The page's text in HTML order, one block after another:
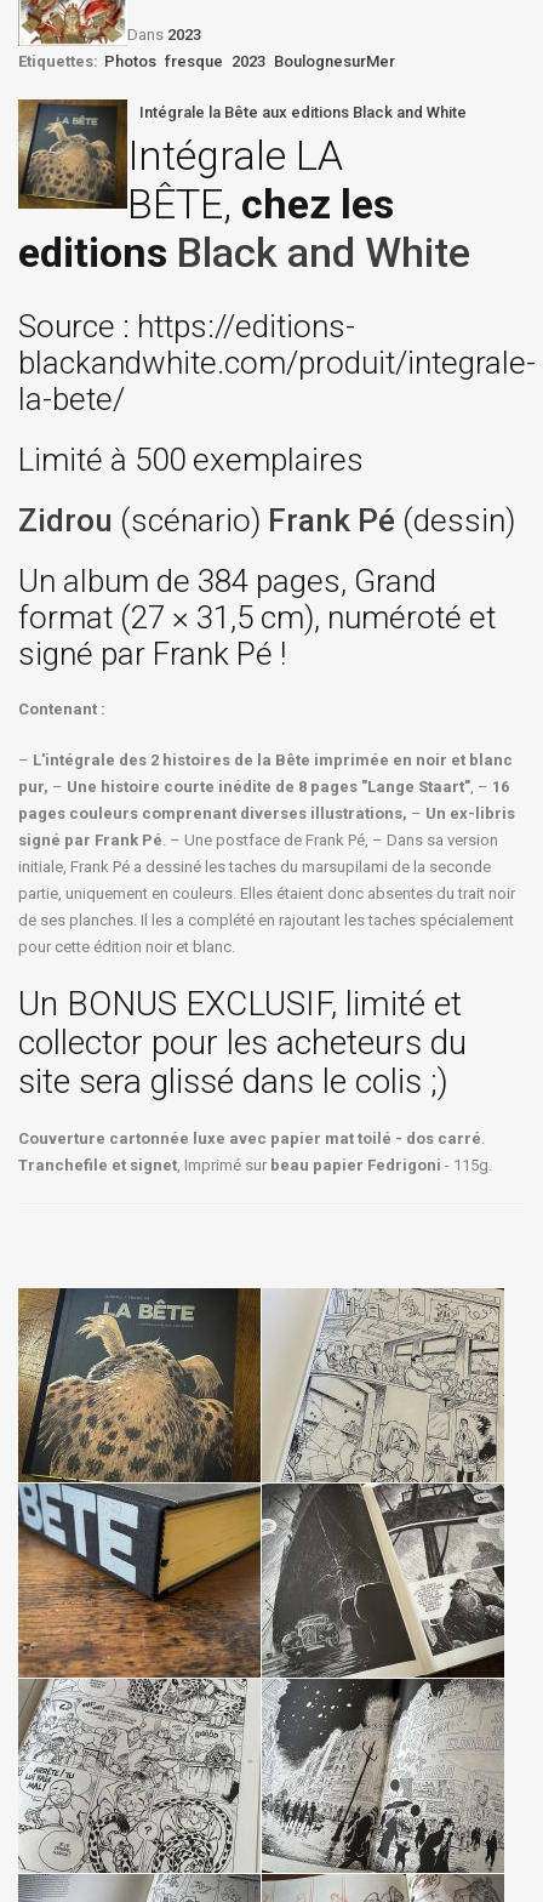
Dans 2023
Etiquettes: Photos fresque 2023 BoulognesurMer
Intégrale la Bête aux editions Black and White
Intégrale LA
BÊTE, chez les
editions Black and White
Source : https://editions-
blackandwhite.com/produit/integrale-
la-bete/
Limité à 500 exemplaires
Zidrou (scénario) Frank Pé (dessin)
Un album de 384 pages, Grand
format (27 × 31,5 cm), numéroté et
signé par Frank Pé !
Contenant :
– L'intégrale des 2 histoires de la Bête imprimée en noir et blanc
pur, – Une histoire courte inédite de 8 pages "Lange Staart", – 16
pages couleurs comprenant diverses illustrations, – Un ex-libris
signé par Frank Pé. – Une postface de Frank Pé, – Dans sa version
initiale, Frank Pé a dessiné les taches du marsupilami de la seconde
partie, uniquement en couleurs. Elles étaient donc absentes du trait noir
de ses planches. Il les a complété en rajoutant les taches spécialement
pour cette édition noir et blanc.
Un BONUS EXCLUSIF, limité et
collector pour les acheteurs du
site sera glissé dans le colis ;)
Couverture cartonnée luxe avec papier mat toilé - dos carré.
Tranchefile et signet, Imprimé sur beau papier Fedrigoni - 115g.